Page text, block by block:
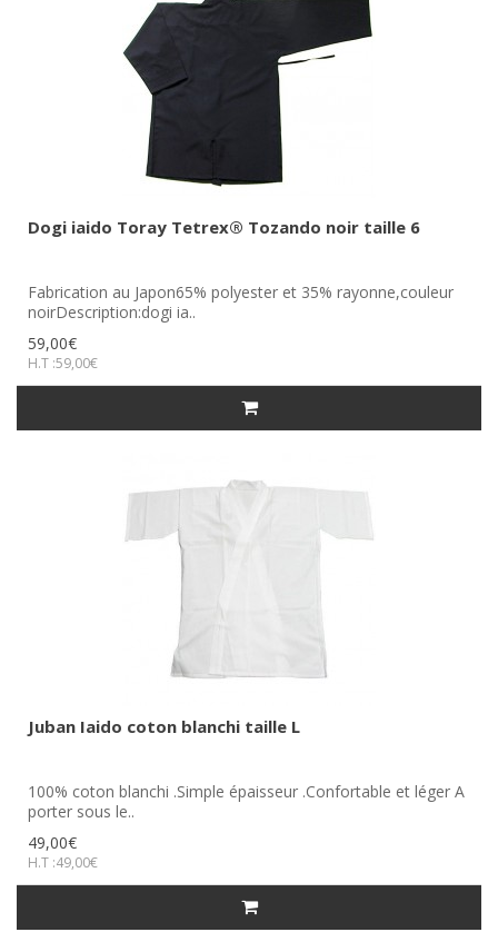
Dogi iaido Toray Tetrex® Tozando noir taille 6
Fabrication au Japon65% polyester et 35% rayonne,couleur
noirDescription:dogi ia..
59,00€
H.T :59,00€
Juban Iaido coton blanchi taille L
100% coton blanchi .Simple épaisseur .Confortable et léger A
porter sous le..
49,00€
H.T :49,00€